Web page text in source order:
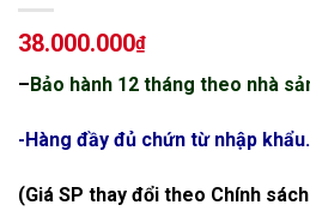
38.000.000₫
–Bảo hành 12 tháng theo nhà
-Hàng đầy đủ chứn từ nhập khẩu.
(Giá SP thay đổi theo Chính